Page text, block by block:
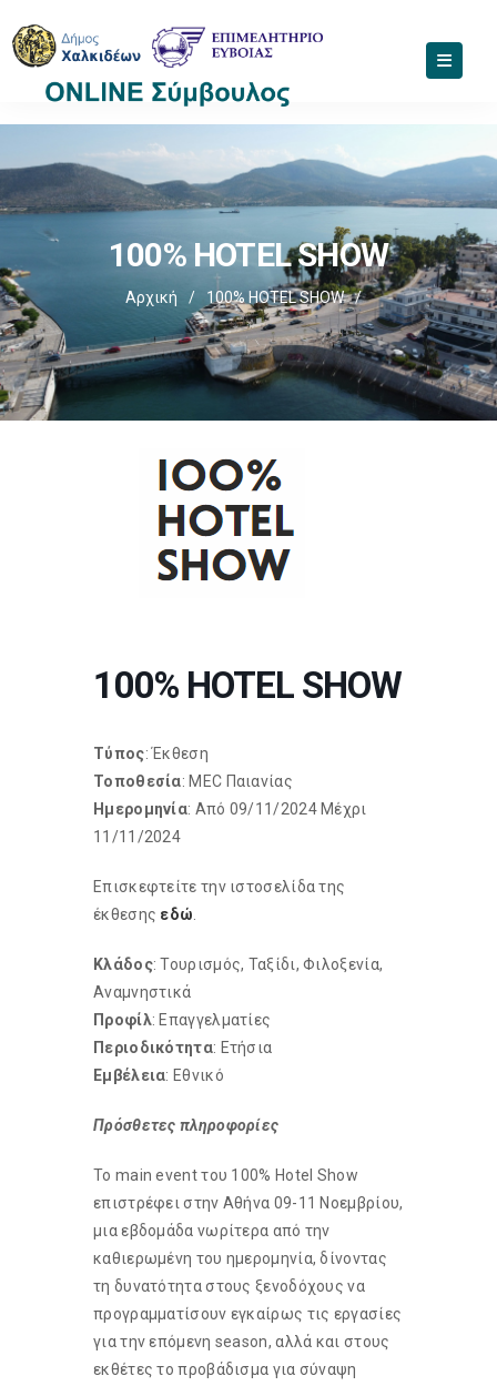
100% HOTEL SHOW
Αρχική / 100% HOTEL SHOW /
100% HOTEL SHOW
Τύπος: Έκθεση
Τοποθεσία: MEC Παιανίας
Ημερομηνία: Από 09/11/2024 Μέχρι
11/11/2024
Επισκεφτείτε την ιστοσελίδα της
έκθεσης εδώ
Κλάδος: Τουρισμός, Ταξίδι, Φιλοξενία,
Αναμνηστικά
Προφίλ: Επαγγελματίες
Περιοδικότητα: Ετήσια
Εμβέλεια: Εθνικό
Πρόσθετες πληροφορίες
Το main event του 100% Hotel Show
επιστρέφει στην Αθήνα 09-11 Νοεμβρίου,
μια εβδομάδα νωρίτερα από την
καθιερωμένη του ημερομηνία, δίνοντας
τη δυνατότητα στους ξενοδόχους να
προγραμματίσουν εγκαίρως τις εργασίες
για την επόμενη season, αλλά και στους
εκθέτες το προβάδισμα για σύναψη